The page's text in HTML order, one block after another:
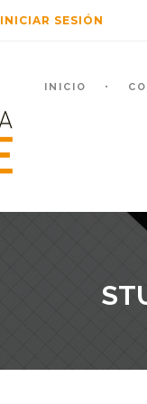
INICIAR SESIÓN
INICIO